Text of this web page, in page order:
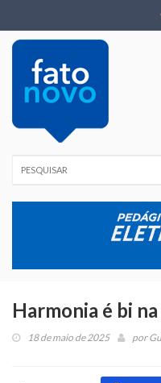
Harmonia é bi
18 de maio de 2025 por